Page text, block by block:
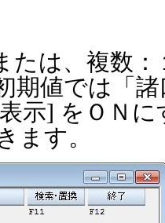
たは、複数
期値では「
示] をＯＮ
ます。